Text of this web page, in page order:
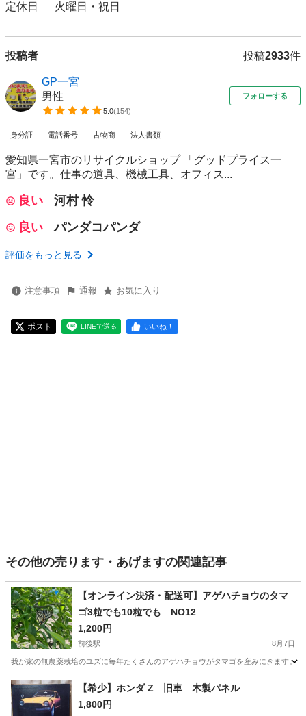
定休日 　 火曜日・祝日
投稿者 投稿2933件
GP一宮
男性
5.0(154)
フォローする
身分証 電話番号 古物商 法人書類
愛知県一宮市のリサイクルショップ 「グッドプライス一
宮」です。仕事の道具、機械工具、オフィス...
良い
河村 怜
良い
パンダコパンダ
評価をもっと見る
注意事項 通報 お気に入り
ポスト LINEで送る いいね！
その他の売ります・あげますの関連記事
【オンライン決済・配送可】アゲハチョウのタマ
ゴ3粒でも10粒でも NO12
1,200円
前後駅 8月7日
我が家の無農薬栽培のユズに毎年たくさんのアゲハチョウがタマゴを産みにきます。
愛知 豊明市 前後駅 その他 アゲハチョウ
【希少】ホンダ Z 旧車 木製パネル
1,800円